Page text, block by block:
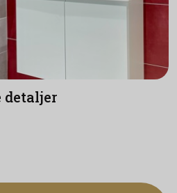
detaljer